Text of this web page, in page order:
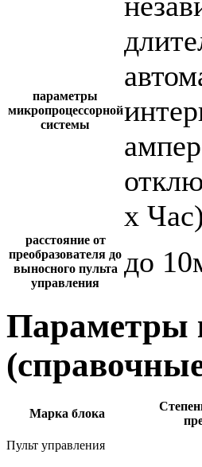
параметры
микропроцессорной
системы
х Час)
расстояние от
преобразователя до
выносного пульта
управления
до
Параметры
Марка блока
Пульт управления